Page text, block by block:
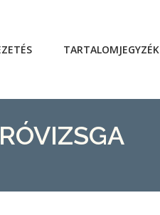
TARTALOMJEGYZÉK